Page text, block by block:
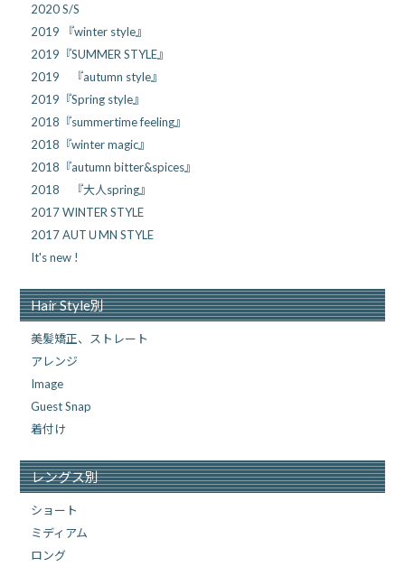
2020 S/S
2019 『winter style』
2019『SUMMER STYLE』
2019 『autumn style』
2019『Spring style』
2018『summertime feeling』
2018『winter magic』
2018『autumn bitter&spices』
2018 『大人spring』
2017 WINTER STYLE
2017 AUTＵMN STYLE
It's new !
Hair Style別
美髪矯正、ストレート
アレンジ
Image
Guest Snap
着付け
レングス別
ショート
ミディアム
ロング